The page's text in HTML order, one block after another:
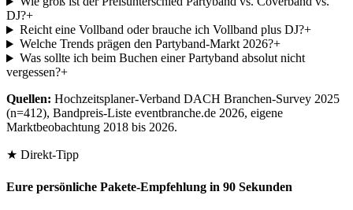
DJ?+
Reicht eine Vollband oder brauche ich Vollband plus DJ?+
Welche Trends prägen den Partyband-Markt 2026?+
Was sollte ich beim Buchen einer Partyband absolut nicht
vergessen?+
Quellen: Hochzeitsplaner-Verband DACH Branchen-Survey 2025
(n=412), Bandpreis-Liste eventbranche.de 2026, eigene
Marktbeobachtung 2018 bis 2026.
★ Direkt-Tipp
Eure persönliche Pakete-Empfehlung in 90 Sekunden